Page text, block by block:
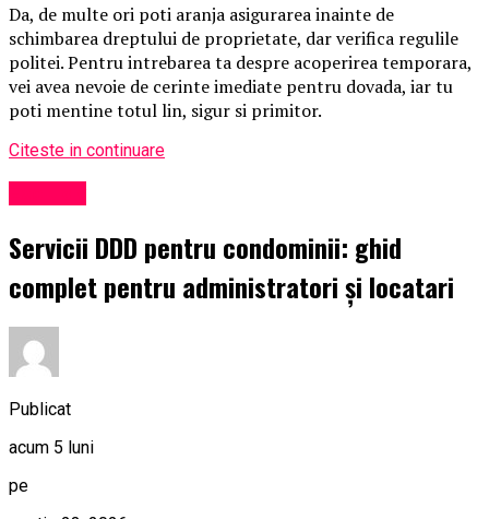
Da, de multe ori poti aranja asigurarea inainte de
schimbarea dreptului de proprietate, dar verifica regulile
politei. Pentru intrebarea ta despre acoperirea temporara,
vei avea nevoie de cerinte imediate pentru dovada, iar tu
poti mentine totul lin, sigur si primitor.
Citeste in continuare
Servicii DDD pentru condominii: ghid
complet pentru administratori și locatari
Publicat
acum 5 luni
pe